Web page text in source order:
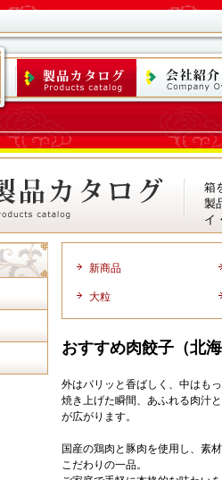
箱
製
イ
新商品
大粒
おすすめ肉餃子（北
外はパリッと香ばしく、中はも
焼き上げた瞬間、あふれる肉汁
が広がります。
国産の鶏肉と豚肉を使用し、素
こだわりの一品。